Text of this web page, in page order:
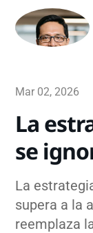
Mar 02, 2026
La
se
La
supera a la
reemplaza